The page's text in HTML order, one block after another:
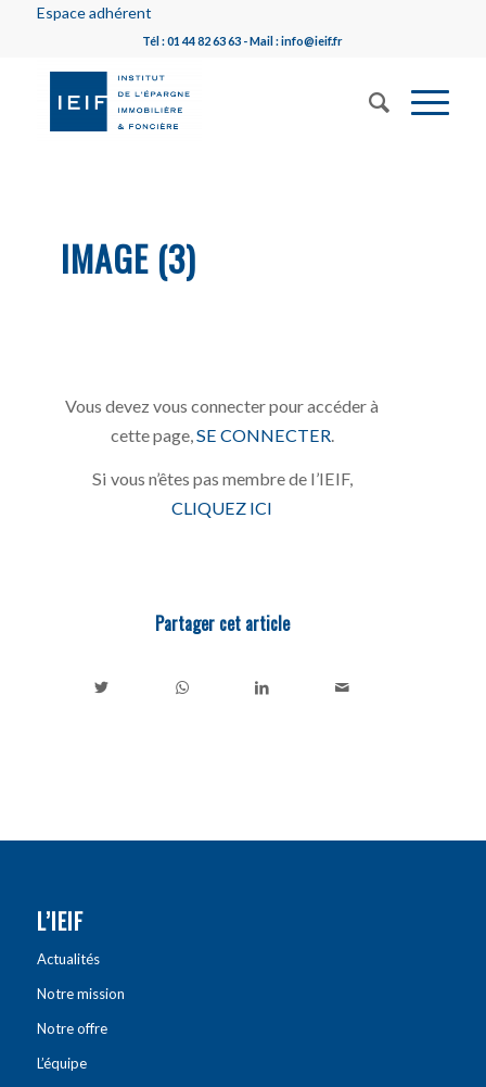
Espace adhérent
Tél : 01 44 82 63 63 - Mail : info@ieif.fr
IMAGE (3)
Vous devez vous connecter pour accéder à
cette page, SE CONNECTER
Si vous n’êtes pas membre de l’IEIF,
CLIQUEZ ICI
Partager cet article
L’IEIF
Actualités
Notre mission
Notre offre
L’équipe